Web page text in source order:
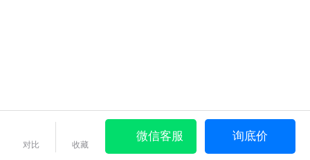
对比 收藏
微信客服 询底价